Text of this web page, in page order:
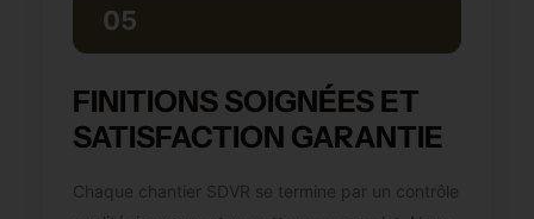
05
FINITIONS SOIGNÉES ET
SATISFACTION GARANTIE
Chaque chantier SDVR se termine par un contrôle